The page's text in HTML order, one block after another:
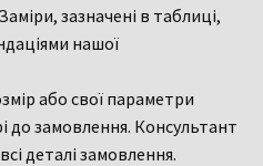
зазначені в таблиці,
нашої
або свої параметри
до замовлення. Консультант
деталі замовлення.